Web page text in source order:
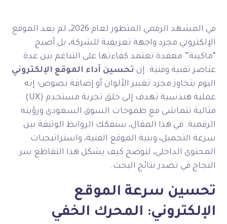
في المشهد الرقمي المتطور لعام 2026، لم يعد الموقع
الإلكتروني مجرد واجهة تعريفية للشركة، بل أصبح
“ماكينة” معقدة تعتمد كفاءتها على التناغم بين عدة
عناصر تقنية وفنية. إن تحسين أداء الموقع الإلكتروني
اليوم يتجاوز مجرد تغيير الألوان أو إضافة نصوص؛ إنه
عملية هندسية تهدف إلى خلق تجربة مستخدم (UX)
مثالية تتماشى مع طموحات السوق السعودي ورؤيته
الرقمية. في هذا المقال، سنفكك الروابط الوثيقة بين
سرعة التحميل، وبنية الموقع الفنية، واستراتيجيات
المحتوى الداخلي، لنوضح كيف يشكل هذا التقاطع سر
النجاح في تصدر نتائج البحث.
تحسين سرعة الموقع
الإلكتروني: المحرك الخفي